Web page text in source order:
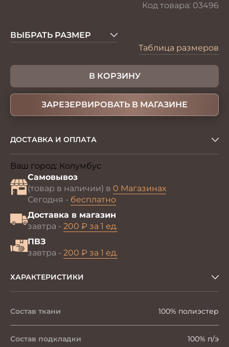
Код товара: 03496
ВЫБРАТЬ РАЗМЕР
Таблица размеров
В КОРЗИНУ
ЗАРЕЗЕРВИРОВАТЬ В МАГАЗИНЕ
ДОСТАВКА И ОПЛАТА
Ваш город: Колумбус
Самовывоз
(товар в наличии) в 0 Магазинах
Сегодня - бесплатно
Доставка в магазин
завтра - 200 ₽ за 1 ед.
ПВЗ
завтра - 200 ₽ за 1 ед.
ХАРАКТЕРИСТИКИ
Состав ткани 100% полиэстер
Состав подкладки 100% п/э